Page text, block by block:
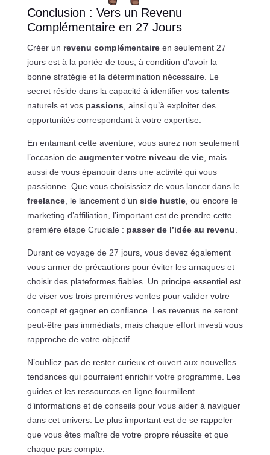
Conclusion : Vers un Revenu
Complémentaire en 27 Jours
Créer un revenu complémentaireen seulement 27
jours est à la portée de tous, à condition d’avoir la
bonne stratégie et la détermination nécessaire. Le
secret réside dans la capacité à identifier vos talents
naturels et vos passions, ainsi qu’à exploiter des
opportunités correspondant à votre expertise.
En entamant cette aventure, vous aurez non seulement
l’occasion de augmenter votre niveau de vie, mais
aussi de vous épanouir dans une activité qui vous
passionne. Que vous choisissiez de vous lancer dans le
freelance, le lancement d’un side hustle, ou encore le
marketing d’affiliation, l’important est de prendre cette
première étape Cruciale : passer de l’idée au revenu.
Durant ce voyage de 27 jours, vous devez également
vous armer de précautions pour éviter les arnaques et
choisir des plateformes fiables. Un principe essentiel est
de viser vos trois premières ventes pour valider votre
concept et gagner en confiance. Les revenus ne seront
peut-être pas immédiats, mais chaque effort investi vous
rapproche de votre objectif.
N’oubliez pas de rester curieux et ouvert aux nouvelles
tendances qui pourraient enrichir votre programme. Les
guides et les ressources en ligne fourmillent
d’informations et de conseils pour vous aider à naviguer
dans cet univers. Le plus important est de se rappeler
que vous êtes maître de votre propre réussite et que
chaque pas compte.